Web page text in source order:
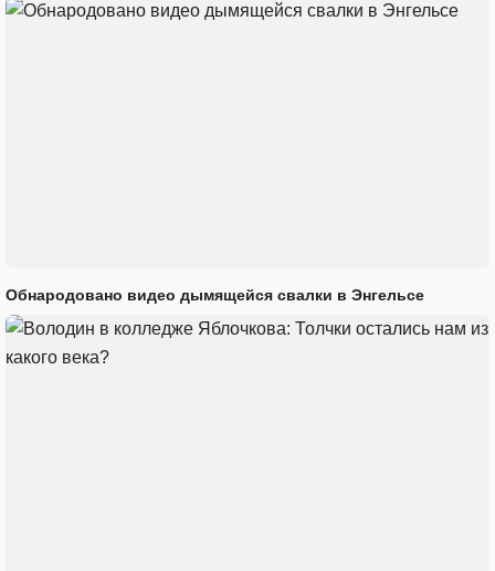
Обнародовано видео дымящейся свалки в Энгельсе